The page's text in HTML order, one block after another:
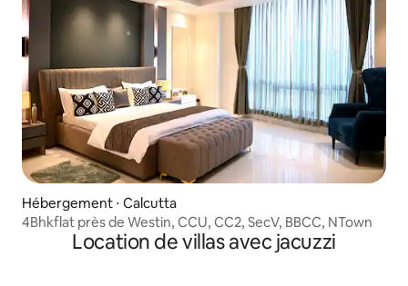
Hébergement ⋅ Calcutta
4Bhkflat près de Westin, CCU, CC2, SecV, BBCC, NTown
Location de villas avec jacuzzi